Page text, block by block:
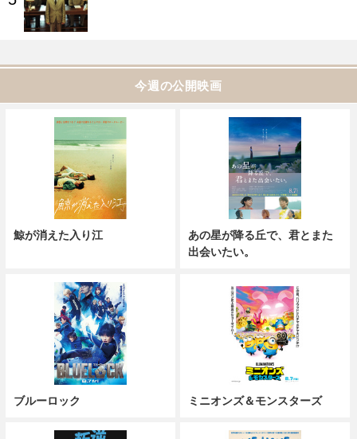
今週の公開映画
鯨が消えた入り江
あの星が降る丘で、君とまた
出会いたい。
ブルーロック ミニオンズ＆モンスターズ